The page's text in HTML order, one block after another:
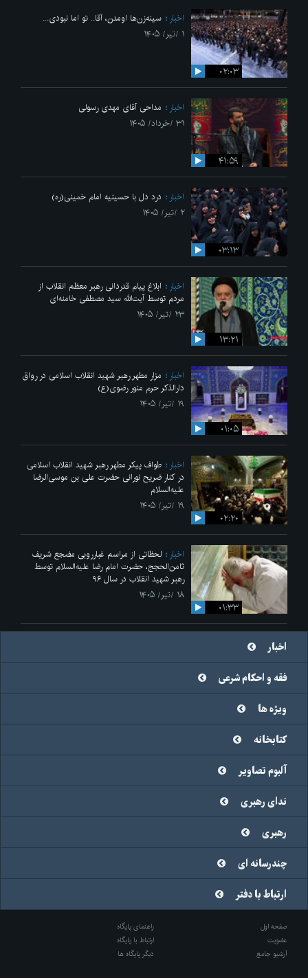
۰۲:۰۳
اخبار
سینه‌زن‌ها اومدن،‌ آقا.. تو اما نبودی...
۱ /تیر/ ۱۴۰۵
۴۱:۵۹
اخبار
مداحی آقای مهدی رسولی
۳۱ /خرداد/ ۱۴۰۵
۰۳:۱۳
اخبار
درد دل با حسینیه امام خمینی(ره)
۲ /تیر/ ۱۴۰۵
۱۳:۲۱
اخبار
ابلاغ پیام قدردانی رهبر معظم انقلاب از
مردم توسط آیت‌الله سید مصطفی خامنه‌ای
۲۳ /تیر/ ۱۴۰۵
۰۱:۰۵
اخبار
مزار مطهر رهبر شهید انقلاب اسلامی در رواق
دارالذکر حرم منور رضوی(ع)
۱۹ /تیر/ ۱۴۰۵
۰۲:۲۰
اخبار
طواف پیکر مطهر رهبر شهید انقلاب اسلامی
در کنار ضریح نورانی حضرت علی‌ بن موسی‌الرضا
علیه‌السلام
۱۹ /تیر/ ۱۴۰۵
۰۱:۳۳
اخبار
لحظاتی از مراسم غبارروبی مضجع شریف
ثامن‌الحجج، حضرت امام رضا علیه‌السلام توسط
رهبر شهید انقلاب در سال ۹۶
۱۸ /تیر/ ۱۴۰۵
اخبار
فقه و احکام شرعی
ویژه ها
کتابخانه
آلبوم تصاویر
ندای رهبری
رهبری
چندرسانه ای
ارتباط با دفتر
صفحه اول
راهنمای پایگاه
عضویت
ارتباط با پایگاه
آرشیو جامع
دیگر پایگاه ها